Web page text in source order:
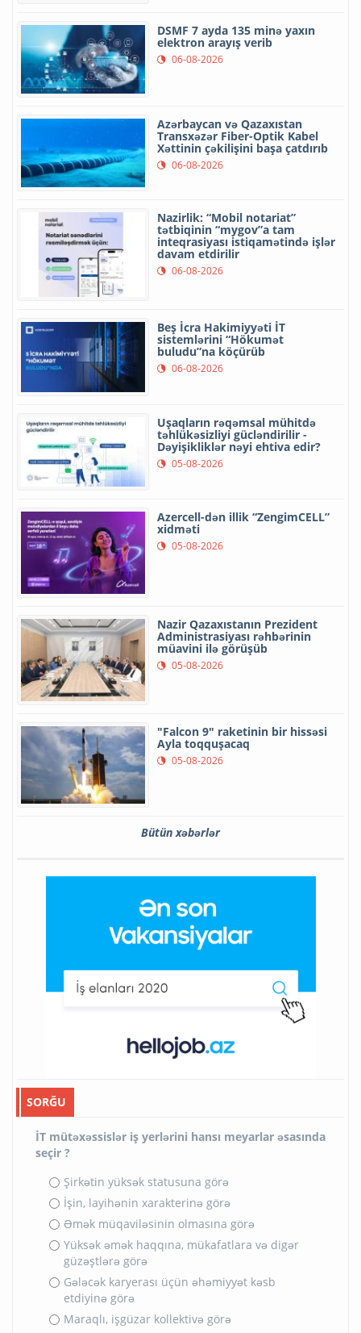
DSMF 7 ayda 135 minə yaxın
elektron arayış verib
06-08-2026
Azərbaycan və Qazaxıstan
Transxəzər Fiber-Optik Kabel
Xəttinin çəkilişini başa çatdırıb
06-08-2026
Nazirlik: “Mobil notariat”
tətbiqinin “mygov”a tam
inteqrasiyası istiqamətində işlər
davam etdirilir
06-08-2026
Beş İcra Hakimiyyəti İT
sistemlərini “Hökumət
buludu”na köçürüb
06-08-2026
Uşaqların rəqəmsal mühitdə
təhlükəsizliyi gücləndirilir -
Dəyişikliklər nəyi ehtiva edir?
05-08-2026
Azercell-dən illik “ZengimCELL”
xidməti
05-08-2026
Nazir Qazaxıstanın Prezident
Administrasiyası rəhbərinin
müavini ilə görüşüb
05-08-2026
"Falcon 9" raketinin bir hissəsi
Ayla toqquşacaq
05-08-2026
Bütün xəbərlər
SORĞU
İT mütəxəssislər iş yerlərini hansı meyarlar əsasında
seçir ?
Şirkətin yüksək statusuna görə
İşin, layihənin xarakterinə görə
Əmək müqaviləsinin olmasına görə
Yüksək əmək haqqına, mükafatlara və digər
güzəştlərə görə
Gələcək karyerası üçün əhəmiyyət kəsb
etdiyinə görə
Maraqlı, işgüzar kollektivə görə